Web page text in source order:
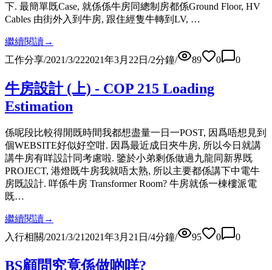
下. 最簡單既Case, 就係係牛房同總制房都係Ground Floor, HV
Cables 由街外入到牛房, 跟住經隻牛轉到LV, …
繼續閱讀→
工作分享/2021/3/222021年3月22日 /2分鐘/ 89 0 0
牛房設計 (上) - COP 215 Loading
Estimation
係呢段比較得閒既時間我都想盡量一日一POST, 因爲唔想見到
個WEBSITE好似好空咁. 因爲最近成日夾牛房, 所以今日就講
講牛房有咩設計同考慮啦. 鑒於小弟剩係做過九龍同新界既
PROJECT, 港燈既牛房我就唔太熟, 所以主要都係講下中電牛
房既設計. 咩係牛房 Transformer Room? 牛房就係一棟樓派電
既…
繼續閱讀→
入行相關/2021/3/21 2021年3月21日 /4分鐘/ 95 0 0
BS顧問究竟係做啲咩?